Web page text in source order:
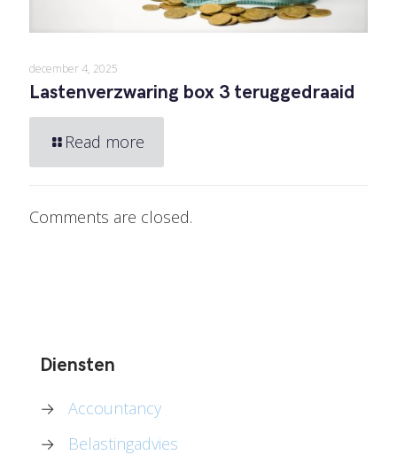
december 4, 2025
Lastenverzwaring box 3 teruggedraaid
Read more
Comments are closed.
Diensten
→
Accountancy
→
Belastingadvies